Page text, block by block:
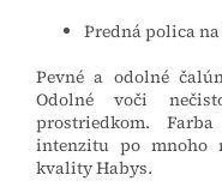
Predná polica
Pevné a odolné
Odolné voči
prostriedkom.
intenzitu po mnoho
kvality Habys.